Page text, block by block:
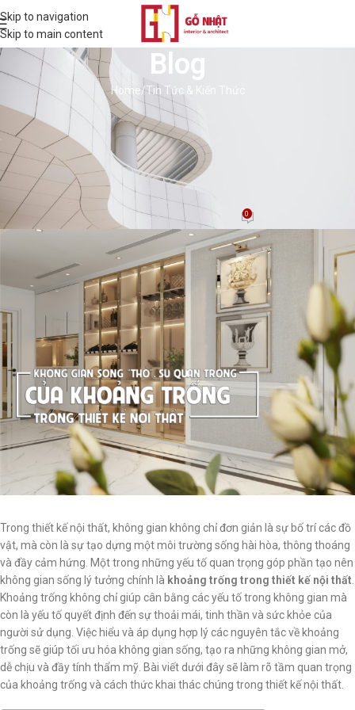
Skip to navigation
Skip to main content
Blog
Home Tin Tức & Kiến Thức
TIN TỨC & KIẾN THỨC
Không Gian Sống “Thở”: Sự Quan
Trọng Của Khoảng Trống Trong
Thiết Kế Nội Thất
BD Thịnh On 08/12/2024 0
Trong thiết kế nội thất, không gian không chỉ đơn giản là sự bố trí các đồ
vật, mà còn là sự tạo dựng một môi trường sống hài hòa, thông thoáng
và đầy cảm hứng. Một trong những yếu tố quan trọng góp phần tạo nên
không gian sống lý tưởng chính là khoảng trống trong thiết kế nội thất
Khoảng trống không chỉ giúp cân bằng các yếu tố trong không gian mà
còn là yếu tố quyết định đến sự thoải mái, tinh thần và sức khỏe của
người sử dụng. Việc hiểu và áp dụng hợp lý các nguyên tắc về khoảng
trống sẽ giúp tối ưu hóa không gian sống, tạo ra những không gian mở,
dễ chịu và đầy tính thẩm mỹ. Bài viết dưới đây sẽ làm rõ tầm quan trọng
của khoảng trống và cách thức khai thác chúng trong thiết kế nội thất.